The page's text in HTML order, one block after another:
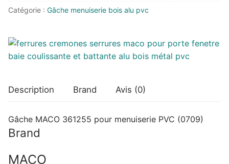
361255
PVC
Catégorie : Gâche menuiserie bois alu pvc
Description Brand Avis (0)
Gâche MACO 361255 pour menuiserie PVC (0709)
Brand
MACO